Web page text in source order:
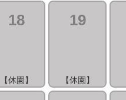
18
【休園】
19
【休園】